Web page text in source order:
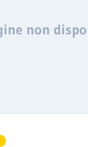
non